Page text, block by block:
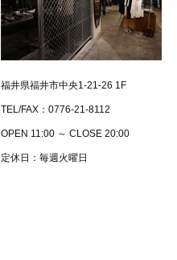
福井県福井市中央1-21-26 1F
TEL/FAX：0776-21-8112
OPEN 11:00 ～ CLOSE 20:00
定休日：毎週火曜日